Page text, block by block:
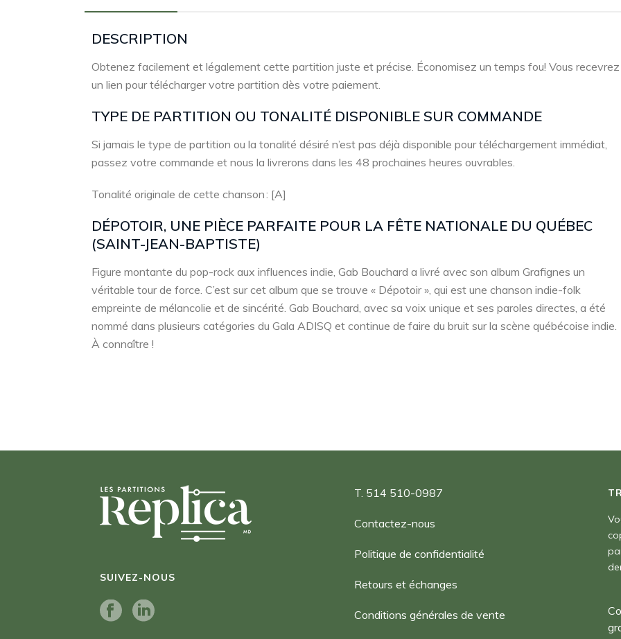
DESCRIPTION
Obtenez facilement et légalement cette partition juste et précise. Économisez un temps fou! Vous recevrez
un lien pour télécharger votre partition dès votre paiement.
TYPE DE PARTITION OU TONALITÉ DISPONIBLE SUR COMMANDE
Si jamais le type de partition ou la tonalité désiré n’est pas déjà disponible pour téléchargement immédiat,
passez votre commande et nous la livrerons dans les 48 prochaines heures ouvrables.
Tonalité originale de cette chanson : [A]
DÉPOTOIR, UNE PIÈCE PARFAITE POUR LA FÊTE NATIONALE DU QUÉBEC
(SAINT-JEAN-BAPTISTE)
Figure montante du pop-rock aux influences indie, Gab Bouchard a livré avec son album Grafignes un
véritable tour de force. C’est sur cet album que se trouve « Dépotoir », qui est une chanson indie-folk
empreinte de mélancolie et de sincérité. Gab Bouchard, avec sa voix unique et ses paroles directes, a été
nommé dans plusieurs catégories du Gala ADISQ et continue de faire du bruit sur la scène québécoise indie.
À connaître !
SUIVEZ-NOUS
T. 514 510-0987
Contactez-nous
Politique de confidentialité
Retours et échanges
Conditions générales de vente